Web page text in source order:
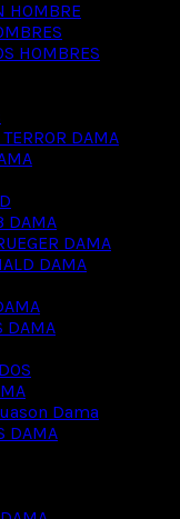
HOMBRE
HOMBRES
DAMA
DAMA
DAMA
DAMA
DAMA
Dama
DAMA